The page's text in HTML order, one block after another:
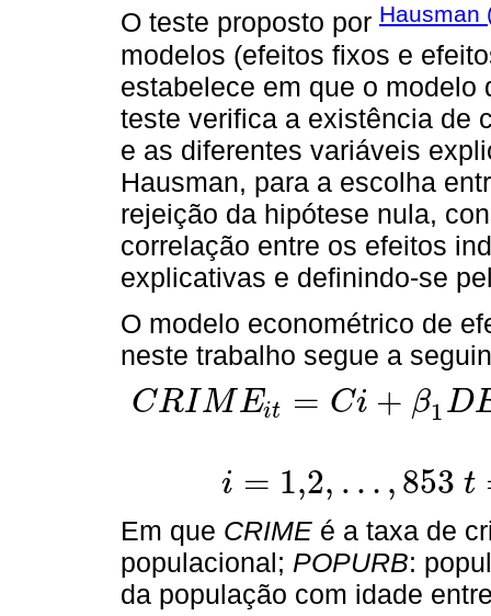
O teste proposto por Hausman
modelos (efeitos fixos e
estabelece em que o modelo
teste verifica a existência de
e as diferentes variáveis
Hausman, para a escolha
rejeição da hipótese nula,
correlação entre os efeitos
explicativas e definindo-se
O modelo econométrico de
neste trabalho segue a
CRIMEit = Ci + β1D
CRI M Eit= Ci +β1 DENPO Pit+ 2PO P RBi +β3P OP
i = 1,2, … , 853 t
i= 1,2,… 853 t= 2000 , 2001 ,…,20004
Em que CRIME é a taxa de
populacional; POPURB:
da população com idade